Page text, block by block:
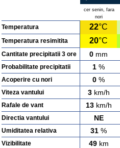
cer senin, fara
nori
Temperatura 22°C
Temperatura resimitita 20°C
Cantitate precipitatii 3 ore 0 mm
Probabilitate precipitatii 1 %
Acoperire cu nori 0 %
Viteza vantului 3km/h
Rafale de vant 13km/h
Directia vantului NE
Umiditatea relativa 31 %
Vizibilitate 49km